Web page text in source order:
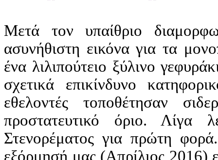
Μετά τον υπαίθριο
ασυνήθιστη εικόνα για τα
ένα λιλιπούτειο ξύλινο
σχετικά επικίνδυνο
εθελοντές τοποθέτησαν
προστατευτικό όριο.
Στενορέματος για πρώτη
εξόρμησή μας (Απρίλιος 2016)